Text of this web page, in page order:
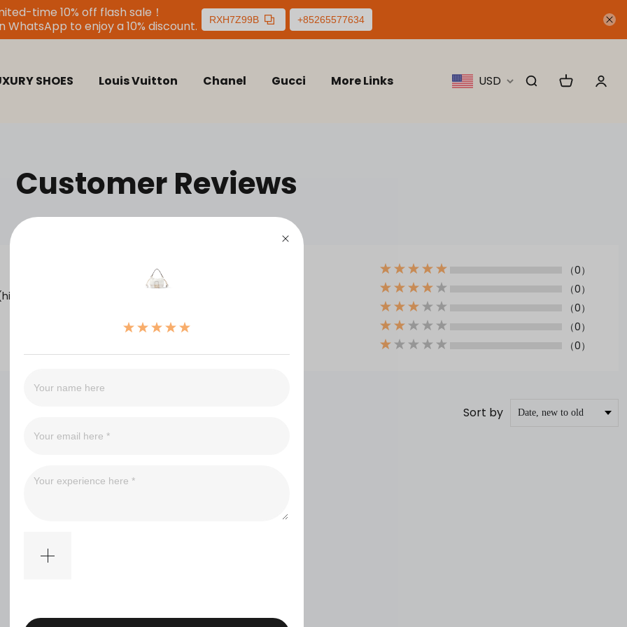
time 10% off flash sale！
WhatsApp to enjoy a 10% discount.
RXH7Z99B +85265577634
SHOES Louis Vuitton Chanel Gucci More Links USD
Customer Reviews
end grade)
（0）
（0）
（0）
（0）
（0）
Sort by